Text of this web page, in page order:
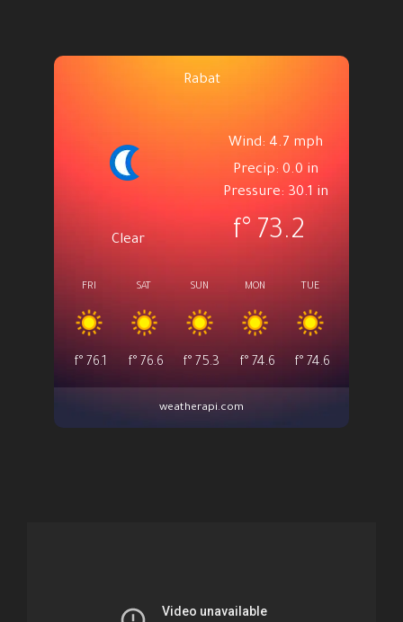
Rabat
Clear
Wind: 4.7 mph
Precip: 0.0 in
Pressure: 30.1 in
73.2
°f
FRI
76.1
°f
SAT
76.6
°f
SUN
75.3
°f
MON
74.6
°f
TUE
74.6
°f
weatherapi.com